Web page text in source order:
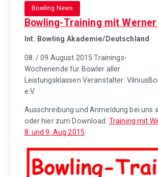
Bowling News
Bowling-Training mit
Int. Bowling Akademie/Deutschland
08. / 09.August 2015 Trainings-
Wochenende für Bowler aller
Leistungsklassen Veranstalter:
e.V.
Ausschreibung und Anmeldung bei uns
oder hier zum Download: Training mit
8. und 9. Aug 2015